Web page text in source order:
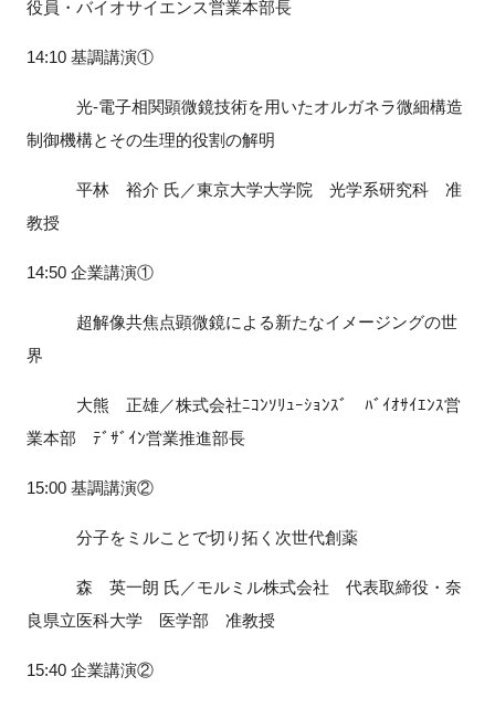
役員・バイオサイエンス営業本部長
14:10 基調講演①
光-電子相関顕微鏡技術を用いたオルガネラ微細構造
制御機構とその生理的役割の解明
平林 裕介 氏／東京大学大学院 光学系研究科 准
教授
14:50 企業講演①
超解像共焦点顕微鏡による新たなイメージングの世
界
大熊 正雄／株式会社ﾆｺﾝｿﾘｭｰｼｮﾝｽﾞ ﾊﾞｲｵｻｲｴﾝｽ営
業本部 ﾃﾞｻﾞｲﾝ営業推進部長
15:00 基調講演②
分子をミルことで切り拓く次世代創薬
森 英一朗 氏／モルミル株式会社 代表取締役・奈
良県立医科大学 医学部 准教授
15:40 企業講演②